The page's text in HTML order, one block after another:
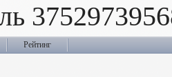
Рейтинг